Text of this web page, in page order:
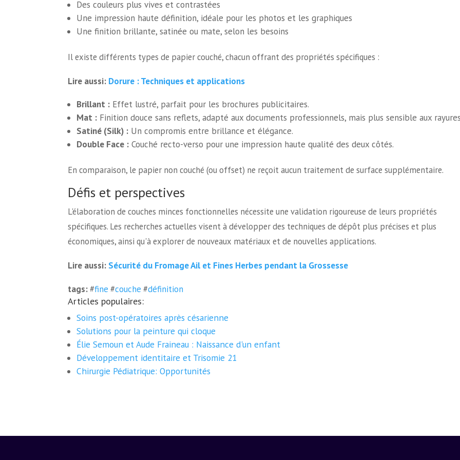
Des couleurs plus vives et contrastées
Une impression haute définition, idéale pour les photos et les graphiques
Une finition brillante, satinée ou mate, selon les besoins
Il existe différents types de papier couché, chacun offrant des propriétés spécifiques :
Lire aussi: Dorure : Techniques et applications
Brillant :Effet lustré, parfait pour les brochures publicitaires.
Mat :Finition douce sans reflets, adapté aux documents professionnels, mais plus sensible aux
Satiné (Silk) :Un compromis entre brillance et élégance.
Double Face :Couché recto-verso pour une impression haute qualité des deux côtés.
En comparaison, le papier non couché (ou offset) ne reçoit aucun traitement de surface supplémentaire.
Défis et perspectives
L'élaboration de couches minces fonctionnelles nécessite une validation rigoureuse de leurs propriétés
spécifiques. Les recherches actuelles visent à développer des techniques de dépôt plus précises et plus
économiques, ainsi qu'à explorer de nouveaux matériaux et de nouvelles applications.
Lire aussi: Sécurité du Fromage Ail et Fines Herbes pendant la Grossesse
tags:#fine #couche #définition
Articles populaires:
Soins post-opératoires après césarienne
Solutions pour la peinture qui cloque
Élie Semoun et Aude Fraineau : Naissance d'un enfant
Développement identitaire et Trisomie 21
Chirurgie Pédiatrique: Opportunités